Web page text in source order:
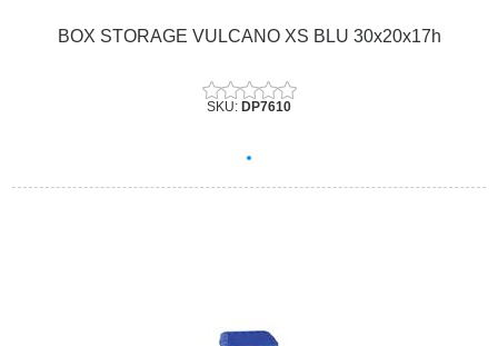
BOX STORAGE VULCANO XS BLU 30x20x17h
SKU: DP7610